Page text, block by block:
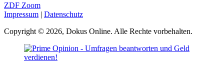
ZDF Zoom
Impressum | Datenschutz
Copyright © 2026, Dokus Online. Alle Rechte vorbehalten.